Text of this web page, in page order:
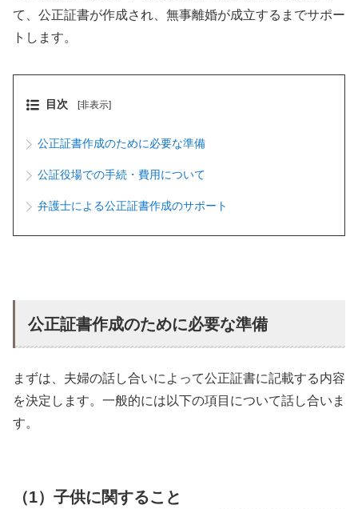
て、公正証書が作成され、無事離婚が成立するまでサポー
トします。
目次 [非表示]
公正証書作成のために必要な準備
公証役場での手続・費用について
弁護士による公正証書作成のサポート
公正証書作成のために必要な準備
まずは、夫婦の話し合いによって公正証書に記載する内容
を決定します。一般的には以下の項目について話し合いま
す。
（1）子供に関すること